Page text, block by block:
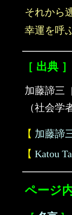
それから
幸運を呼
［ 出典 ］
加藤諦三
（社会学
【 加藤諦
【 Katou
ページ